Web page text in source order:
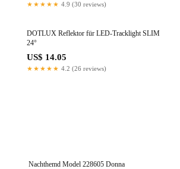
★★★★★ 4.9 (30 reviews)
DOTLUX Reflektor für LED-Tracklight SLIM
24°
US$ 14.05
★★★★★ 4.2 (26 reviews)
Nachthemd Model 228605 Donna